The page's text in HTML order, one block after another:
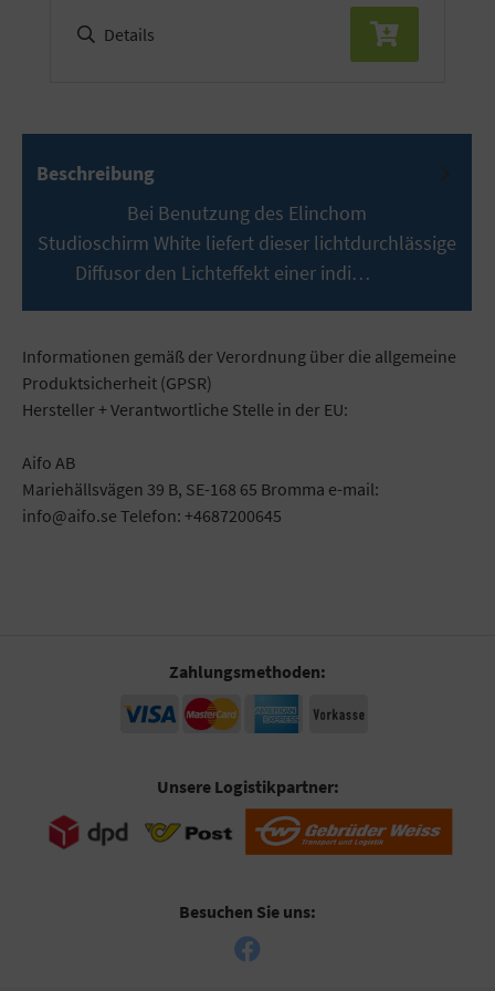
Details
Beschreibung
Bei Benutzung des Elinchom
Studioschirm White liefert dieser lichtdurchlässige
Diffusor den Lichteffekt einer indi…
Informationen gemäß der Verordnung über die allgemeine
Produktsicherheit (GPSR)
Hersteller + Verantwortliche Stelle in der EU:
Aifo AB
Mariehällsvägen 39 B, SE-168 65 Bromma e-mail:
info@aifo.se Telefon: +4687200645
Zahlungsmethoden:
Unsere Logistikpartner:
Besuchen Sie uns: